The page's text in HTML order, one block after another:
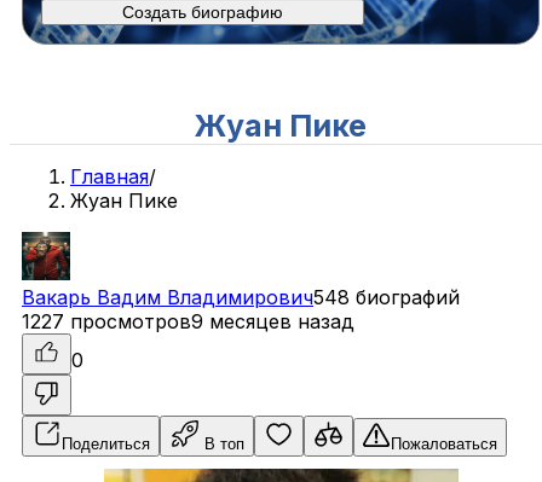
Создать биографию
Жуан Пике
Главная/
Жуан Пике
Вакарь Вадим Владимирович548 биографий
1227 просмотров9 месяцев назад
0
Поделиться В топ Пожаловаться